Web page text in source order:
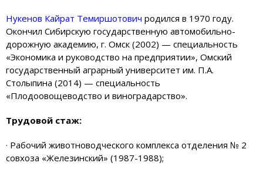
Нукенов Кайрат Темиршотович родился в 1970 году.
Окончил Сибирскую государственную автомобильно-
дорожную академию, г. Омск (2002) — специальность
«Экономика и руководство на предприятии», Омский
государственный аграрный университет им. П.А.
Столыпина (2014) — специальность
«Плодоовощеводство и виноградарство».
Трудовой стаж:
· Рабочий животноводческого комплекса отделения № 2
совхоза «Железинский» (1987-1988);